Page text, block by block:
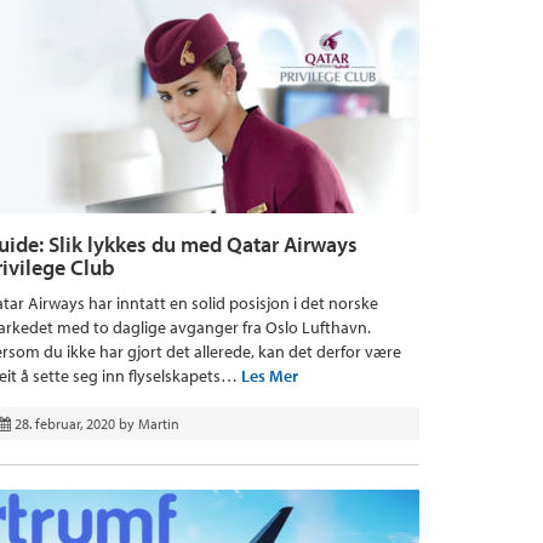
Slik lykkes du med Qatar Airways
Club
Airways har inntatt en solid posisjon i det norske
med to daglige avganger fra Oslo Lufthavn.
du ikke har gjort det allerede, kan det derfor være
å sette seg inn flyselskapets… Les Mer
28. februar, 2020 by Martin